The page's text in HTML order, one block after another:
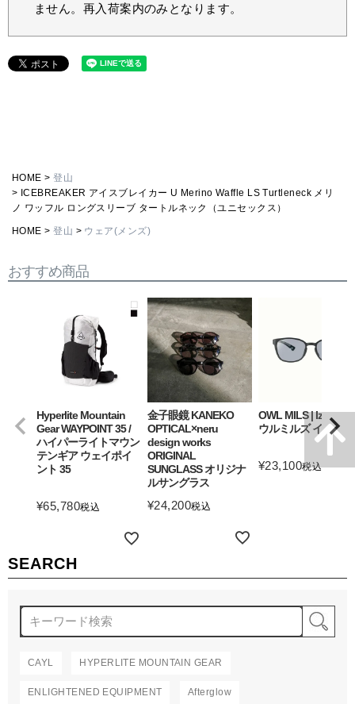
SEARCH
CAYL HYPERLITE MOUNTAIN GEAR
ENLIGHTENED EQUIPMENT Afterglow
ません。再入荷案内のみとなります。
HOME
登山
ICEBREAKER アイスブレイカー U Merino Waffle LS Turtleneck メリ
ノ ワッフル ロングスリーブ タートルネック（ユニセックス）
HOME 登山 ウェア(メンズ)
おすすめ商品
Hyperlite Mountain
Gear WAYPOINT 35 /
ハイパーライトマウン
テンギア ウェイポイ
ント 35
¥65,780税込
金子眼鏡 KANEKO
OPTICAL×neru
design works
ORIGINAL
SUNGLASS オリジナ
ルサングラス
¥24,200税込
OWL MILS | Izanagi
ウルミルズ イザナギ
¥23,100税込